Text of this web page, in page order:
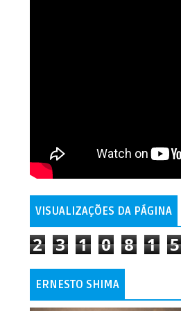
VISUALIZAÇÕES DA PÁGINA
2 3 1 0 8 1 5
ERNESTO SHIMA